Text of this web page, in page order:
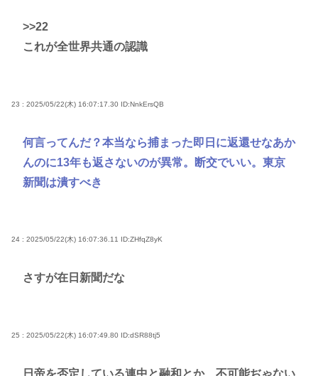
>>22
これが全世界共通の認識
23 : 2025/05/22(木) 16:07:17.30 ID:NnkErsQB
何言ってんだ？本当なら捕まった即日に返還せなあか
んのに13年も返さないのが異常。断交でいい。東京
新聞は潰すべき
24 : 2025/05/22(木) 16:07:36.11 ID:ZHfqZ8yK
さすが在日新聞だな
25 : 2025/05/22(木) 16:07:49.80 ID:dSR88tj5
日帝を否定している連中と融和とか、不可能ぢゃない